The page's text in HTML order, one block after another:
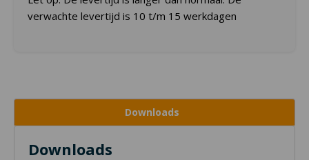
verwachte levertijd is 10 t/m 15 werkdagen
Downloads
Downloads